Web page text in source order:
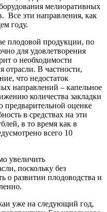
мелиоративных
Все эти направления, как
году.
плодовой продукции, по
для удовлетворения
о необходимости
отрасли. В частности,
что недостаток
направлений – капельное
количества закладки
оценке
в средствах на эти
в то время как в
всего 10
увеличить
поскольку без
о развитии плодоводства и
уже на следующий год,